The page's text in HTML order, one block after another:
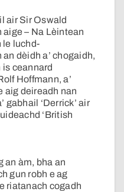
air Sir Oswald
aige – Na Lèintean
le luchd-
dèidh a’ chogaidh,
is ceannard
Hoffmann, a’
aig deireadh nan
gabhail ‘Derrick’ air
‘British
an àm, bha an
gun robh e ag
riatanach cogadh